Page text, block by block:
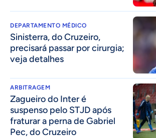
DEPARTAMENTO MÉDICO
Sinisterra, do Cruzeiro,
precisará passar por cirurgia;
veja detalhes
ARBITRAGEM
Zagueiro do Inter é
suspenso pelo STJD após
fraturar a perna de Gabriel
Pec, do Cruzeiro